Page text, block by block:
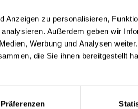
Anzeigen zu personalisieren,
Außerdem geben wir
Werbung und Analysen
die Sie ihnen bereitgestellt
Präferenzen
flach Maler-Lackierringp.,
11,99 €